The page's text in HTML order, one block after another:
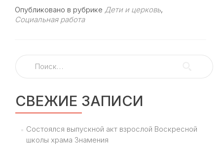
в
Кунцеве
поздравил
Днем
Опубликовано в рубрике Дети и церковь,
Социальная работа
Найти:
СВЕЖИЕ ЗАПИСИ
Состоялся выпускной акт взрослой Воскресной
школы храма Знамения